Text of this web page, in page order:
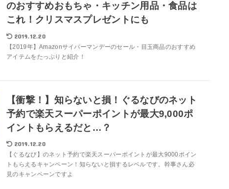
のおすすめおもちゃ・キッチン用品・食品は
これ！クリスマスプレゼントにも
2019.12.20
【2019年】Amazonサイバーマンデーのセール・目玉商品のおすすめ
アイテムをたっぷりと紹介！
【衝撃！】知らないと損！ぐるなびのネット
予約で楽天スーパーポイントが最大9,000ポ
イントもらえるだと…？
2019.12.20
【ぐるなび】のネット予約で楽天スーパーポイントが最大9000ポイン
トもらえるキャンペーン！知らないと損するレベルです。幹事さん必
見のキャンペーンですよ